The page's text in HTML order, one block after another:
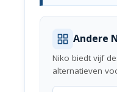
Andere
Niko biedt vijf
alternatieven